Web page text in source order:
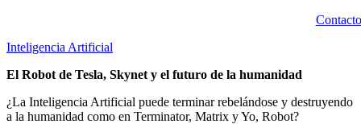
Contacto
Inteligencia Artificial
El Robot de Tesla, Skynet y el futuro de la humanidad
¿La Inteligencia Artificial puede terminar rebelándose y destruyendo
a la humanidad como en Terminator, Matrix y Yo, Robot?